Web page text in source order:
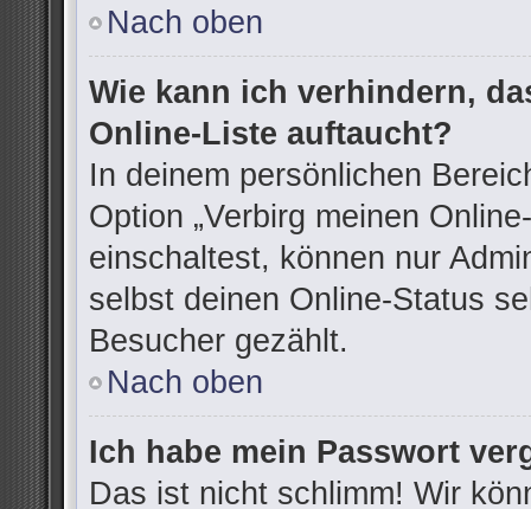
Nach oben
Wie kann ich verhindern,
Online-Liste auftaucht?
In deinem persönlichen
Option „Verbirg meinen
einschaltest, können nur
selbst deinen Online-Status
Besucher gezählt.
Nach oben
Ich habe mein Passwort
Das ist nicht schlimm! Wir